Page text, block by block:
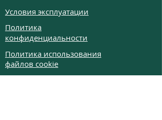
Условия эксплуатации
Политика
конфиденциальности
Политика использования
файлов cookie